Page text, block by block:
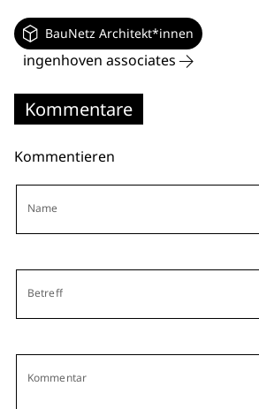
BauNetz Architekt*innen
ingenhoven associates
Kommentare
Kommentieren
Name
Betreff
Kommentar